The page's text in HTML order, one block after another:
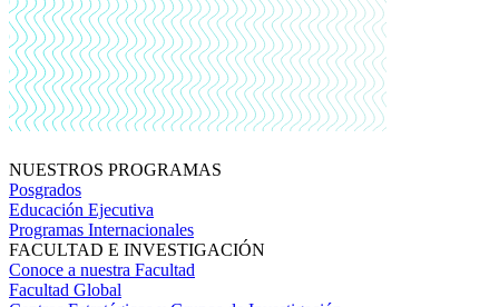
NUESTROS PROGRAMAS
Posgrados
Educación Ejecutiva
Programas Internacionales
FACULTAD E INVESTIGACIÓN
Conoce a nuestra Facultad
Facultad Global